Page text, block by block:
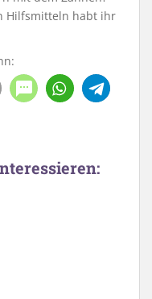
Hilfsmitteln habt ihr